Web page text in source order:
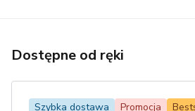
Dostępne od ręki
Szybka dostawa Promocja